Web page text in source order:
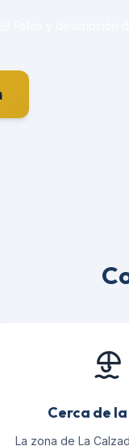
Cerca de
La zona de La